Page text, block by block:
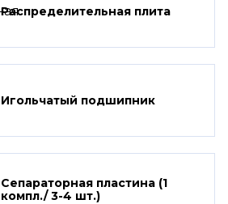
Распределительная плита
Игольчатый подшипник
Сепараторная пластина (1
компл./ 3-4 шт.)